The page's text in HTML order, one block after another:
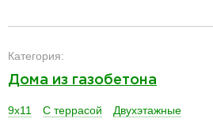
Категория:
Дома из газобетона
9x11 С террасой Двухэтажные